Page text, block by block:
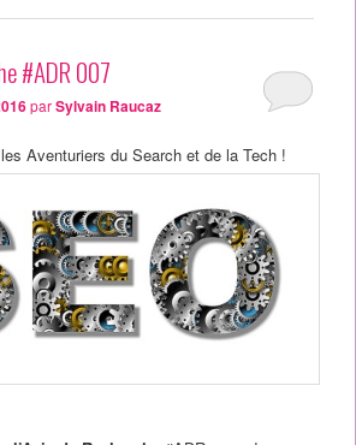
#ADR 007
parSylvain Raucaz
Aventuriers du Search et de la Tech !